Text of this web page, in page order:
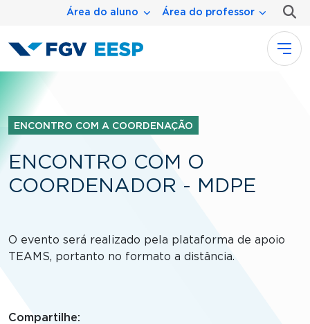
Pular para o conteúdo principal
Menu áreaÁrea do aluno Área do professor
ENCONTRO COM A COORDENAÇÃO
ENCONTRO COM O
COORDENADOR - MDPE
O evento será realizado pela plataforma de apoio
TEAMS, portanto no formato a distância.
Compartilhe: